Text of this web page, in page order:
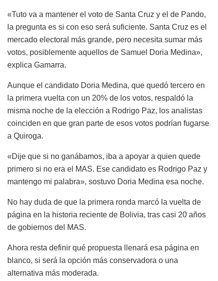
«Tuto va a mantener el voto de Santa Cruz y el de Pando,
la pregunta es si con eso será suficiente. Santa Cruz es el
mercado electoral más grande, pero necesita sumar más
votos, posiblemente aquellos de Samuel Doria Medina»,
explica Gamarra.
Aunque el candidato Doria Medina, que quedó tercero en
la primera vuelta con un 20% de los votos, respaldó la
misma noche de la elección a Rodrigo Paz, los analistas
coinciden en que gran parte de esos votos podrían fugarse
a Quiroga.
«Dije que si no ganábamos, iba a apoyar a quien quede
primero si no era el MAS. Ese candidato es Rodrigo Paz y
mantengo mi palabra», sostuvo Doria Medina esa noche.
No hay duda de que la primera ronda marcó la vuelta de
página en la historia reciente de Bolivia, tras casi 20 años
de gobiernos del MAS.
Ahora resta definir qué propuesta llenará esa página en
blanco, si será la opción más conservadora o una
alternativa más moderada.